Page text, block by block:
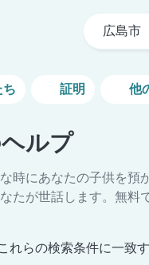
広島市
ち 証明 他
ルプ
時にあなたの子供を預
たが世話します。無料
れらの検索条件に一致